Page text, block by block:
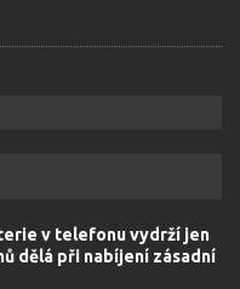
v telefonu vydrží jen
dělá při nabíjení zásadní